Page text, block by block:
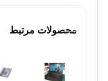
محصولات مرتبط